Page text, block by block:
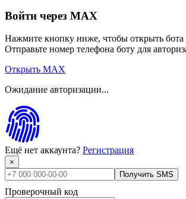
Войти через MAX
Нажмите кнопку ниже, чтобы открыть бота
Отправьте номер телефона боту для
Открыть MAX
Ожидание авторизации...
Ещё нет аккаунта? Регистрация
×
Получить SMS
Проверочный код